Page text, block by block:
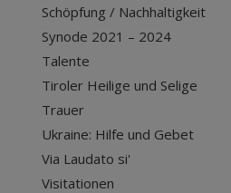
Schöpfung / Nachhaltigkeit
Synode 2021 – 2024
Talente
Tiroler Heilige und Selige
Trauer
Ukraine: Hilfe und Gebet
Via Laudato si'
Visitationen